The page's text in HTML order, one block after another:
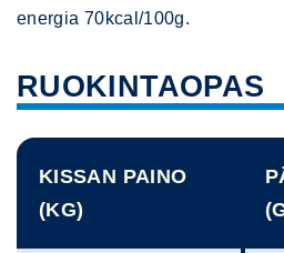
energia 70kcal/100g.
RUOKINTAOPAS
KISSAN PAINO
(KG)